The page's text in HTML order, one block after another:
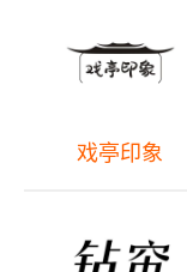
戏亭印象